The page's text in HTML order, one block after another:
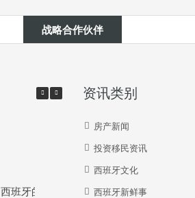
战略合作伙伴
西班牙的教育体系详
西班牙华人牛在哪
资讯类别
房产新闻
投资移民资讯
西班牙文化
西班牙新鲜事